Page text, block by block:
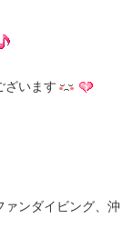
ざいます
ァンダイビング、沖